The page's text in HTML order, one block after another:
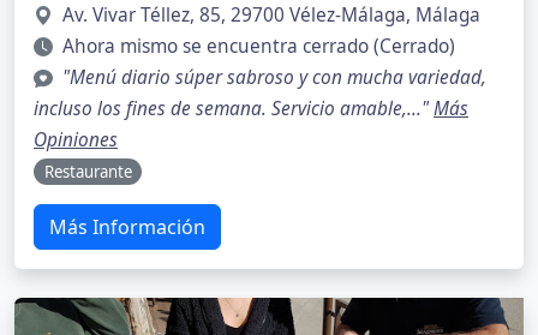
Av. Vivar Téllez, 85, 29700 Vélez-Málaga, Málaga
Ahora mismo se encuentra cerrado (Cerrado)
"Menú diario súper sabroso y con mucha variedad,
incluso los fines de semana. Servicio amable,..."Más
Opiniones
Restaurante
Más Información